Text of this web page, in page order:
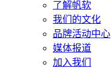
了解帆软
我们的文化
品牌活动中心
媒体报道
加入我们